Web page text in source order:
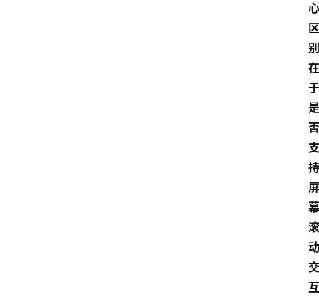
心
区
别
在
于
是
否
支
持
屏
幕
滚
动
交
互